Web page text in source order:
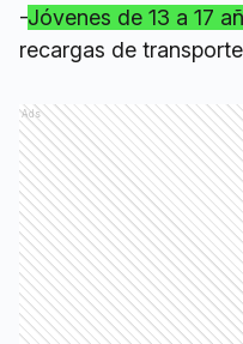
-Jóvenes de 13 a 17
recargas de
Ads